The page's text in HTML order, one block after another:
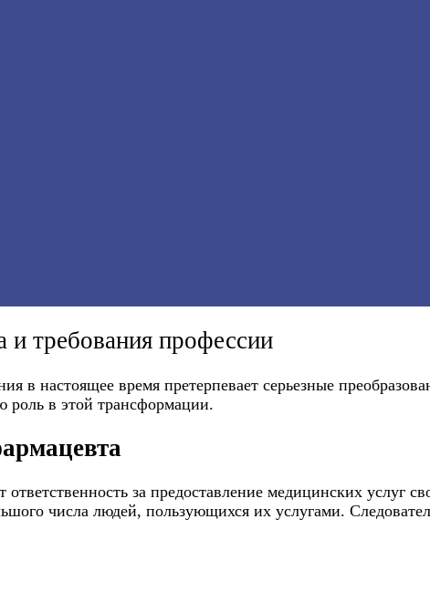
и требования профессии
в настоящее время претерпевает серьезные
роль в этой трансформации.
ответственность за предоставление медицинских услуг
числа людей, пользующихся их услугами.